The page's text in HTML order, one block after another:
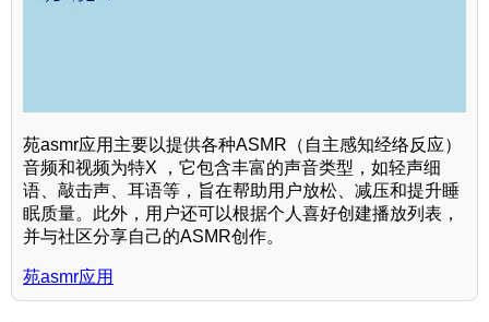
苑asmr应用主要以提供各种ASMR（自主感知经络反应）
音频和视频为特X ，它包含丰富的声音类型，如轻声细
语、敲击声、耳语等，旨在帮助用户放松、减压和提升睡
眠质量。此外，用户还可以根据个人喜好创建播放列表，
并与社区分享自己的ASMR创作。
苑asmr应用